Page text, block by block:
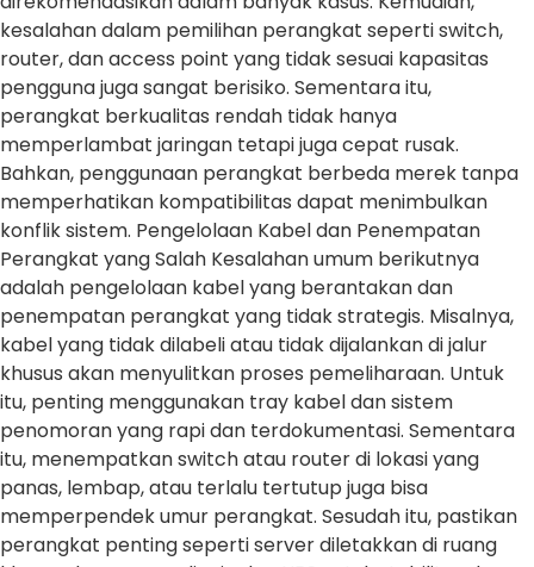
kesalahan dalam pemilihan perangkat seperti switch,
router, dan access point yang tidak sesuai kapasitas
pengguna juga sangat berisiko. Sementara itu,
perangkat berkualitas rendah tidak hanya
memperlambat jaringan tetapi juga cepat rusak.
Bahkan, penggunaan perangkat berbeda merek tanpa
memperhatikan kompatibilitas dapat menimbulkan
konflik sistem. Pengelolaan Kabel dan Penempatan
Perangkat yang Salah Kesalahan umum berikutnya
adalah pengelolaan kabel yang berantakan dan
penempatan perangkat yang tidak strategis. Misalnya,
kabel yang tidak dilabeli atau tidak dijalankan di jalur
khusus akan menyulitkan proses pemeliharaan. Untuk
itu, penting menggunakan tray kabel dan sistem
penomoran yang rapi dan terdokumentasi. Sementara
itu, menempatkan switch atau router di lokasi yang
panas, lembap, atau terlalu tertutup juga bisa
memperpendek umur perangkat. Sesudah itu, pastikan
perangkat penting seperti server diletakkan di ruang